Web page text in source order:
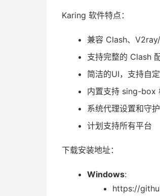
Karing 软件特点：
兼容 Clash、
支持完整的 Clash
简洁的UI，支持自
内置支持 sing-box
系统代理设置和守护
计划支持所有平台
下载安装地址：
Windows:
https://